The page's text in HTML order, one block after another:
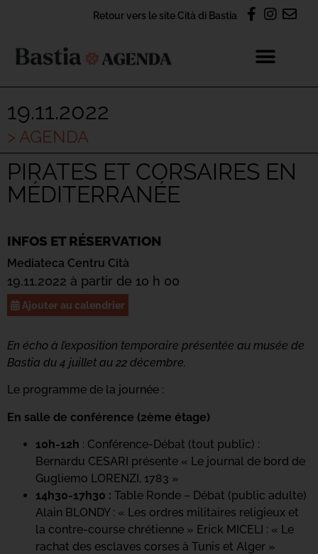
Retour vers le site Cità di Bastia
19.11.2022
> AGENDA
PIRATES ET CORSAIRES EN
MÉDITERRANÉE
INFOS ET RÉSERVATION
Mediateca Centru Cità
19.11.2022 à partir de 10 h 00
Ajouter au calendrier
En écho à l’exposition temporaire présentée au musée de
Bastia du 4 juillet au 22 décembre.
Le programme de la journée :
En salle de conférence (2ème étage)
10h-12h : Conférence-Débat (tout public) :
Bernardu CESARI présente « Le journal de bord de
Gugliemo LORENZI, 1783 »
14h30-17h30 : Table Ronde – Débat (public adulte)
Alain BLONDY : « Les ordres militaires religieux et
la contre-course chrétienne » Erick MICELI : « Le
rachat des esclaves corses à Tunis et Alger »